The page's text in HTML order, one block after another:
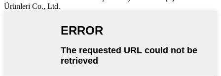
Ürünleri Co., Ltd.